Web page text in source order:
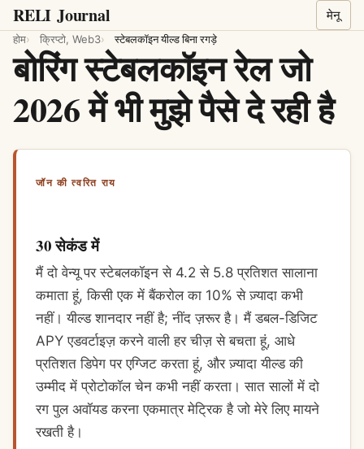
RELI Journal मेनू
होम क्रिप्टो, Web3 स्टेबलकॉइन यील्ड बिना रगड़े
बोरिंग स्टेबलकॉइन रेल जो
2026 में भी मुझे पैसे दे रही है
जॉन की त्वरित राय
30 सेकंड में
मैं दो वेन्यू पर स्टेबलकॉइन से 4.2 से 5.8 प्रतिशत सालाना
कमाता हूं, किसी एक में बैंकरोल का 10% से ज़्यादा कभी
नहीं। यील्ड शानदार नहीं है; नींद ज़रूर है। मैं डबल-डिजिट
APY एडवर्टाइज़ करने वाली हर चीज़ से बचता हूं, आधे
प्रतिशत डिपेग पर एग्जिट करता हूं, और ज़्यादा यील्ड की
उम्मीद में प्रोटोकॉल चेन कभी नहीं करता। सात सालों में दो
रग पुल अवॉयड करना एकमात्र मेट्रिक है जो मेरे लिए मायने
रखती है।